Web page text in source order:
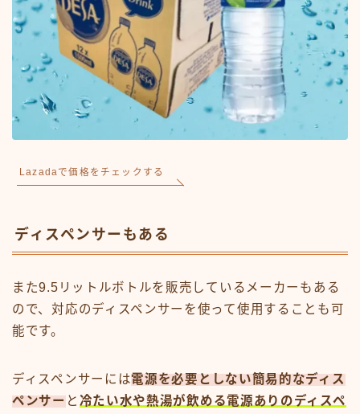
Lazadaで価格をチェックする
ディスペンサーもある
また9.5リットルボトルを販売しているメーカーもある
ので、対応のディスペンサーを使って使用することも可
能です。
ディスペンサーには電源を必要としない簡易的なディス
ペンサー と 冷たい水や熱湯が飲める電源ありのディスペ